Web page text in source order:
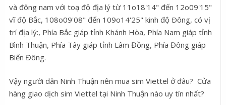
và đông nam với toạ độ địa lý từ 11o18'14" đến 12o09'15"
vĩ độ Bắc, 108o09'08" đến 109o14'25" kinh độ Ðông, có vị
trí địa lý:, Phía Bắc giáp tỉnh Khánh Hòa, Phía Nam giáp tỉnh
Bình Thuận, Phía Tây giáp tỉnh Lâm Đồng, Phía Đông giáp
Biển Đông.
Vậy người dân Ninh Thuận nên mua sim Viettel ở đâu? Cửa
hàng giao dịch sim Viettel tại Ninh Thuận nào uy tín nhất?